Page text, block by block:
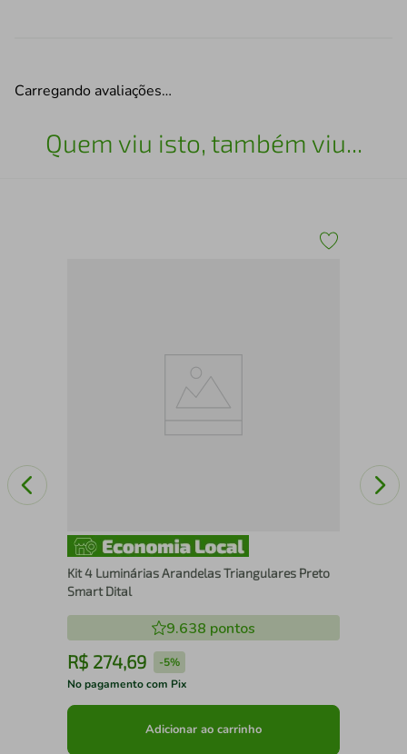
Carregando avaliações…
Quem viu isto, também viu...
Kit 4 Luminárias Arandelas Triangulares Preto
Smart Dital
9.638 pontos
R$ 274,69 -5%
No pagamento com Pix
Adicionar ao carrinho